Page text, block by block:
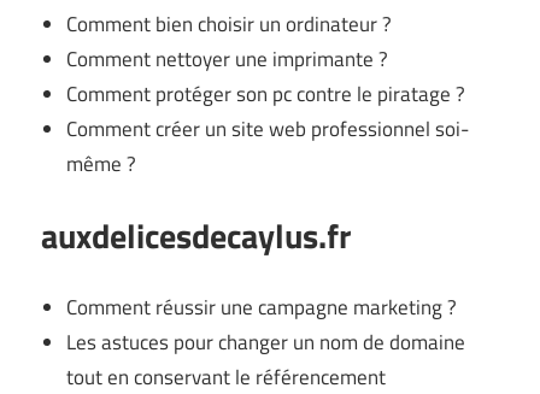
Comment bien choisir un ordinateur ?
Comment nettoyer une imprimante ?
Comment protéger son pc contre le piratage ?
Comment créer un site web professionnel soi-
même ?
auxdelicesdecaylus.fr
Comment réussir une campagne marketing ?
Les astuces pour changer un nom de domaine
tout en conservant le référencement